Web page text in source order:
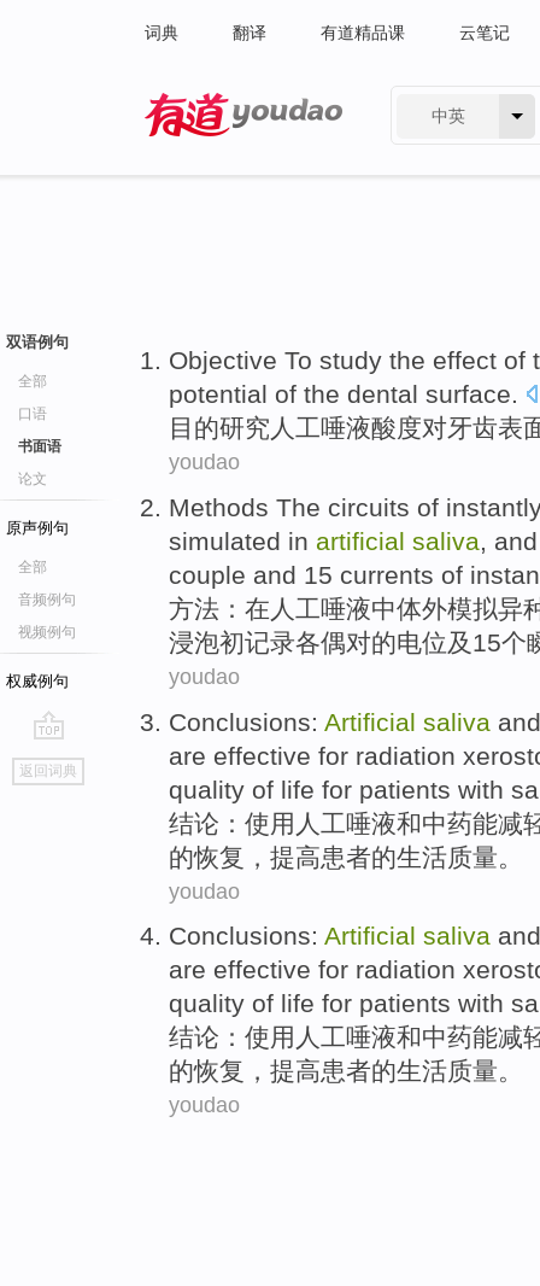
词典 翻译 有道精品课 云笔记
中英
双语例句
全部
口语
书面语
论文
原声例句
全部
音频例句
视频例句
权威例句
go
top
返回词典
Objective To study the effect of
potential of the dental surface.
目的研究 人工唾液酸度对牙齿表
youdao
Methods The circuits of
simulated in artificial saliva,
couple and 15 currents of
方法： 在 人工唾液中体外模拟异
浸泡初记录各偶对的电位及 15个
youdao
Conclusions: Artificial saliva and
are effective for radiation
quality of life for patients with
结论 ： 使用人工唾液和中药能减
的恢复， 提高患者的生活质量 。
youdao
Conclusions: Artificial saliva and
are effective for radiation
quality of life for patients with
结论 ： 使用人工唾液和中药能减
的恢复， 提高患者的生活质量。
youdao